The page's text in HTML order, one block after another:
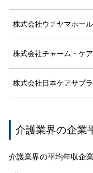
株式会社ウチヤマホー
株式会社チャーム・ケ
株式会社日本ケアサプ
介護業界の企業
介護業界の平均年収企